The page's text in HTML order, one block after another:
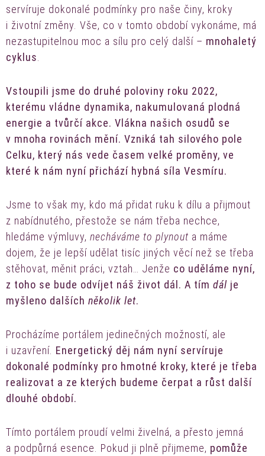
servíruje dokonalé podmínky pro naše činy, kroky
i životní změny. Vše, co v tomto období vykonáme, má
nezastupitelnou moc a sílu pro celý další – mnohaletý
cyklus
Vstoupili jsme do druhé poloviny roku 2022,
kterému vládne dynamika, nakumulovaná plodná
energie a tvůrčí akce. Vlákna našich osudů se
v mnoha rovinách mění. Vzniká tah silového pole
Celku, který nás vede časem velké proměny, ve
které k nám nyní přichází hybná síla Vesmíru.
Jsme to však my, kdo má přidat ruku k dílu a přijmout
z nabídnutého, přestože se nám třeba nechce,
hledáme výmluvy, necháváme to plynout a máme
dojem, že je lepší udělat tisíc jiných věcí než se třeba
stěhovat, měnit práci, vztah… Jenže co uděláme nyní,
z toho se bude odvíjet náš život dál. A tím dál je
myšleno dalších několik let.
Procházíme portálem jedinečných možností, ale
i uzavření. Energetický děj nám nyní servíruje
dokonalé podmínky pro hmotné kroky, které je třeba
realizovat a ze kterých budeme čerpat a růst další
dlouhé období.
Tímto portálem proudí velmi živelná, a přesto jemná
a podpůrná esence. Pokud ji plně přijmeme, pomůže